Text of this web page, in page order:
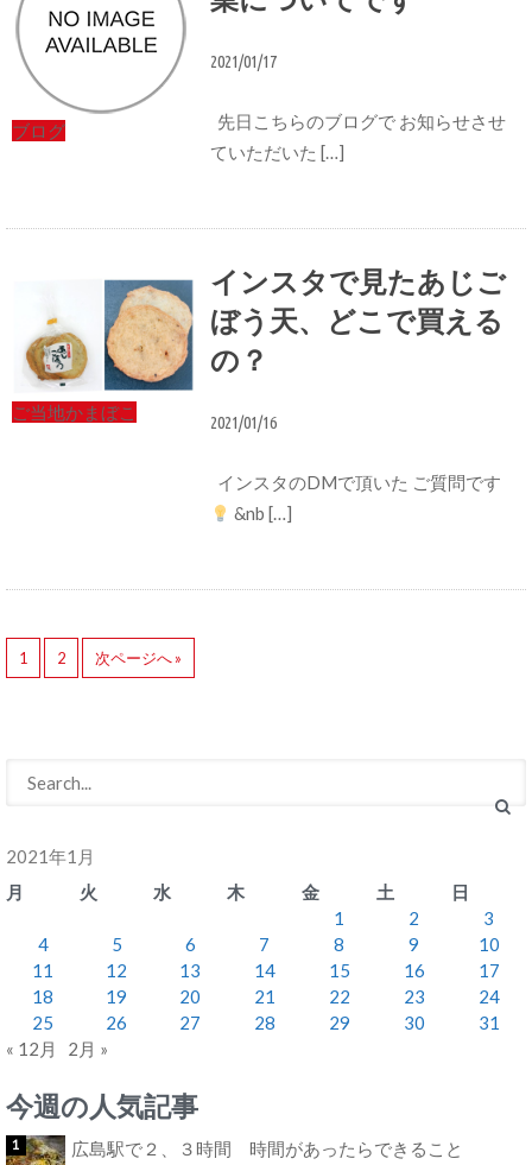
ブログ
2021/01/17
先日こちらのブログで お知らせさせ
ていただいた […]
ご当地かまぼこ
インスタで見たあじご
ぼう天、どこで買える
の？
2021/01/16
インスタのDMで頂いた ご質問です
&nb […]
1 2 次ページへ »
2021年1月
月
火 水 木 金 土
日
1
2
3
4
5 6 7 8 9
10
11
12 13 14 15 16
17
18
19 20 21 22 23
24
25
26 27 28 29 30
31
« 12月
2月 »
今週の人気記事
広島駅で２、３時間 時間があったらできること